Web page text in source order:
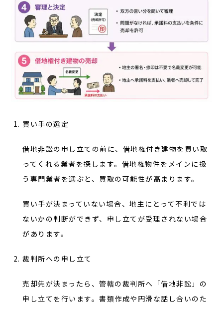
買い手の選定
借地非訟の申し立ての前に、借地権付き建物を買い取
ってくれる業者を探します。借地権物件をメインに扱
う専門業者を選ぶと、買取の可能性が高まります。
買い手が決まっていない場合、地主にとって不利では
ないかの判断ができず、申し立てが受理されない場合
があります。
裁判所への申し立て
売却先が決まったら、管轄の裁判所へ「借地非訟」の
申し立てを行います。書類作成や円滑な話し合いのた